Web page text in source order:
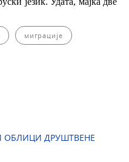
миграције
ДРУШТВЕНЕ